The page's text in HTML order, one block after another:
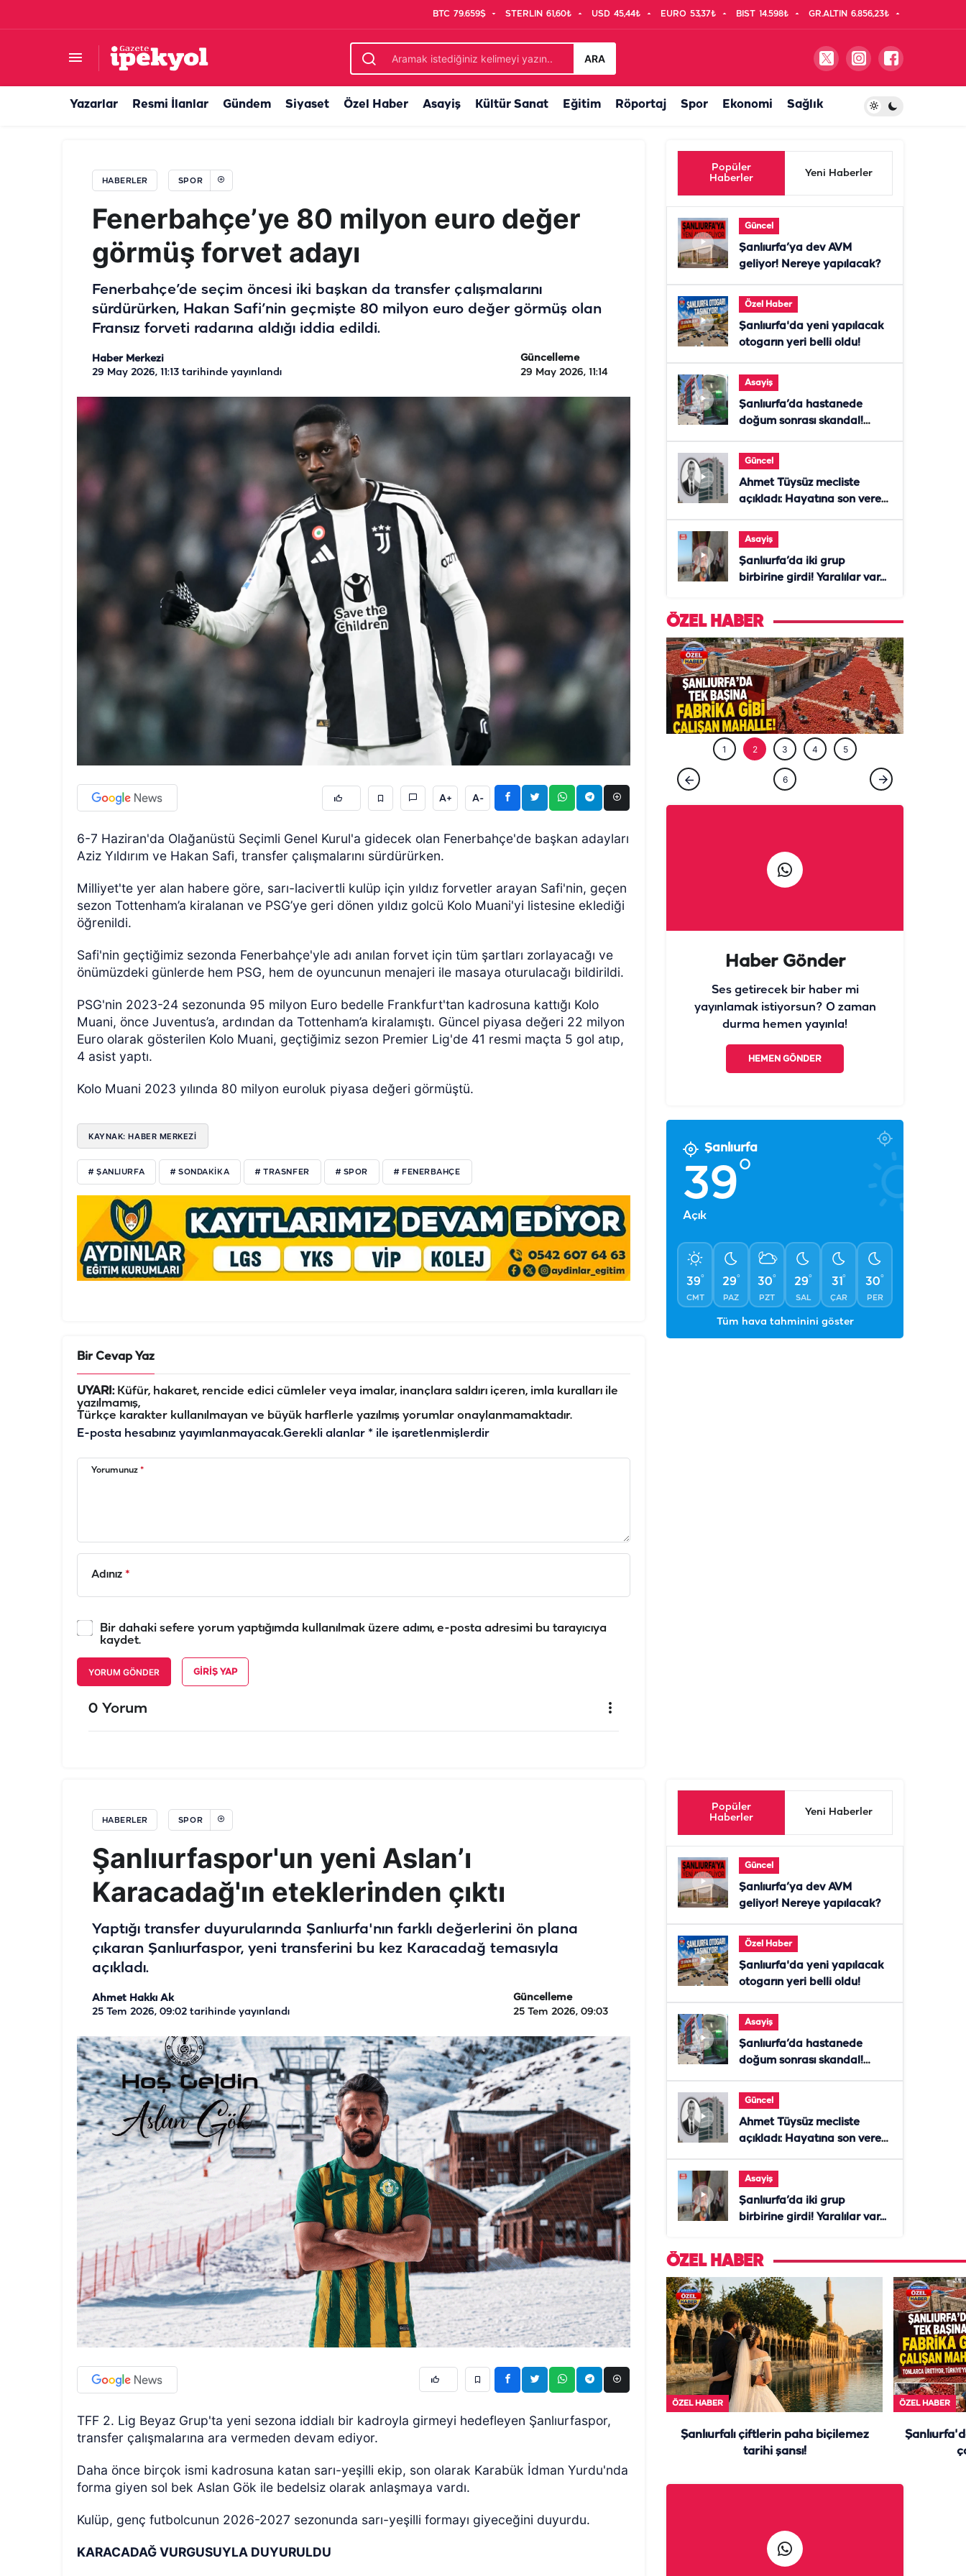
BTC 79.659$ STERLIN 61,60₺ USD 45,44₺ EURO 53,37₺ BIST 14.598₺ GR.ALTIN 6.856,23₺
ARA
Yazarlar Resmi İlanlar Gündem Siyaset Özel Haber Asayiş Kültür Sanat Eğitim Röportaj Spor Ekonomi Sağlık
HABERLER SPOR
Fenerbahçe’ye 80 milyon euro değer
görmüş forvet adayı
Fenerbahçe’de seçim öncesi iki başkan da transfer çalışmalarını
sürdürürken, Hakan Safi’nin geçmişte 80 milyon euro değer görmüş olan
Fransız forveti radarına aldığı iddia edildi.
Haber Merkezi
29 May 2026, 11:13 tarihinde yayınlandı
Güncelleme
29 May 2026, 11:14
A+ A-
6-7 Haziran'da Olağanüstü Seçimli Genel Kurul'a gidecek olan Fenerbahçe'de başkan adayları
Aziz Yıldırım ve Hakan Safi, transfer çalışmalarını sürdürürken.
Milliyet'te yer alan habere göre, sarı-lacivertli kulüp için yıldız forvetler arayan Safi'nin, geçen
sezon Tottenham’a kiralanan ve PSG’ye geri dönen yıldız golcü Kolo Muani'yi listesine eklediği
öğrenildi.
Safi'nin geçtiğimiz sezonda Fenerbahçe'yle adı anılan forvet için tüm şartları zorlayacağı ve
önümüzdeki günlerde hem PSG, hem de oyuncunun menajeri ile masaya oturulacağı bildirildi.
PSG'nin 2023-24 sezonunda 95 milyon Euro bedelle Frankfurt'tan kadrosuna kattığı Kolo
Muani, önce Juventus’a, ardından da Tottenham’a kiralamıştı. Güncel piyasa değeri 22 milyon
Euro olarak gösterilen Kolo Muani, geçtiğimiz sezon Premier Lig'de 41 resmi maçta 5 gol atıp,
4 asist yaptı.
Kolo Muani 2023 yılında 80 milyon euroluk piyasa değeri görmüştü.
KAYNAK: HABER MERKEZİ
# ŞANLIURFA # SONDAKIKA # TRASNFER # SPOR # FENERBAHÇE
Bir Cevap Yaz
UYARI:Küfür, hakaret, rencide edici cümleler veya imalar, inançlara saldırı içeren, imla kuralları ile
yazılmamış,
Türkçe karakter kullanılmayan ve büyük harflerle yazılmış yorumlar onaylanmamaktadır.
E-posta hesabınız yayımlanmayacak.Gerekli alanlar * ile işaretlenmişlerdir
Yorumunuz *
Adınız *
Bir dahaki sefere yorum yaptığımda kullanılmak üzere adımı, e-posta adresimi bu tarayıcıya
kaydet.
YORUM GÖNDER GIRIŞ YAP
0 Yorum
Popüler
Haberler
Yeni Haberler
Güncel
Şanlıurfa’ya dev AVM
geliyor! Nereye yapılacak?
Özel Haber
Şanlıurfa'da yeni yapılacak
otogarın yeri belli oldu!
Asayiş
Şanlıurfa’da hastanede
doğum sonrası skandal!
Güncel
Ahmet Tüysüz mecliste
açıkladı: Hayatına son veren
ölmezdim" notunu bıraktı
Asayiş
Şanlıurfa’da iki grup
birbirine girdi! Yaralılar var...
ÖZEL HABER
ÖZEL HABER
Şanlıurfa'da tek başına fabrika gibi çalışan
1 2 3 4 5
6
Haber Gönder
Ses getirecek bir haber mi
yayınlamak istiyorsun? O zaman
durma hemen yayınla!
HEMEN GÖNDER
Şanlıurfa
39°
Açık
39°
CMT
29°
PAZ
30°
PZT
29°
SAL
31°
ÇAR
30°
PER
Tüm hava tahminini göster
HABERLER SPOR
Şanlıurfaspor'un yeni Aslan’ı
Karacadağ'ın eteklerinden çıktı
Yaptığı transfer duyurularında Şanlıurfa'nın farklı değerlerini ön plana
çıkaran Şanlıurfaspor, yeni transferini bu kez Karacadağ temasıyla
açıkladı.
Ahmet Hakkı Ak
25 Tem 2026, 09:02 tarihinde yayınlandı
Güncelleme
25 Tem 2026, 09:03
TFF 2. Lig Beyaz Grup'ta yeni sezona iddialı bir kadroyla girmeyi hedefleyen Şanlıurfaspor,
transfer çalışmalarına ara vermeden devam ediyor.
Daha önce birçok ismi kadrosuna katan sarı-yeşilli ekip, son olarak Karabük İdman Yurdu'nda
forma giyen sol bek Aslan Gök ile bedelsiz olarak anlaşmaya vardı.
Kulüp, genç futbolcunun 2026-2027 sezonunda sarı-yeşilli formayı giyeceğini duyurdu.
KARACADAĞ VURGUSUYLA DUYURULDU
Popüler
Haberler
Yeni Haberler
Güncel
Şanlıurfa’ya dev AVM
geliyor! Nereye yapılacak?
Özel Haber
Şanlıurfa'da yeni yapılacak
otogarın yeri belli oldu!
Asayiş
Şanlıurfa’da hastanede
doğum sonrası skandal!
Güncel
Ahmet Tüysüz mecliste
açıkladı: Hayatına son veren
ölmezdim" notunu bıraktı
Asayiş
Şanlıurfa’da iki grup
birbirine girdi! Yaralılar var...
ÖZEL HABER
ÖZEL HABER
Şanlıurfalı çiftlerin paha biçilemez
tarihi şansı!
ÖZEL HABER